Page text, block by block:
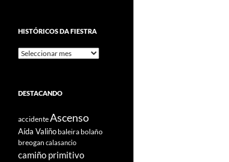
HISTÓRICOS DA FIESTRA
Históricos
DESTACANDO
accidenteAscenso
Aída Valiñobaleirabolaño
breogan calasancio
camiño primitivo